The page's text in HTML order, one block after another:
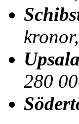
280